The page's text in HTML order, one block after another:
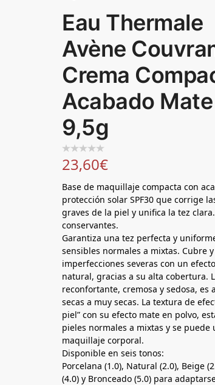
Eau Thermale
Avène
Crema
Acabado
9,5g
23,60€
Base de maquillaje compacta con
protección solar SPF30 que corrige
graves de la piel y unifica la tez
conservantes.
Garantiza una tez perfecta y
sensibles normales a mixtas. Cubre
imperfecciones severas con un
natural, gracias a su alta cobertura.
reconfortante, cremosa y sedosa, es
secas a muy secas. La textura de
piel” con su efecto mate en polvo,
pieles normales a mixtas y se puede
maquillaje corporal.
Disponible en seis tonos:
Porcelana (1.0), Natural (2.0), Beige
(4.0) y Bronceado (5.0) para